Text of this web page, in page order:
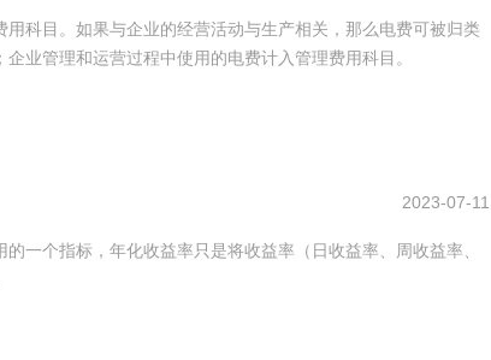
科目。如果与企业的经营活动与生产相关，那么电费可被归类
业管理和运营过程中使用的电费计入管理费用科目。
2023-07-11
一个指标，年化收益率只是将收益率（日收益率、周收益率、